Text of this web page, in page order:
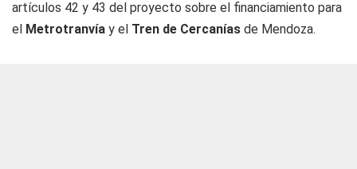
artículos 42 y 43 del proyecto sobre el financiamiento para
el Metrotranvía y el Tren de Cercanías de Mendoza.